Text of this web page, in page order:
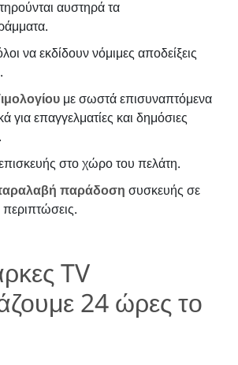
αυστηρά τα
να εκδίδουν νόμιμες αποδείξεις
με σωστά επισυναπτόμενα
για επαγγελματίες και δημόσιες
στο χώρο του πελάτη.
παράδοση συσκευής σε
περιπτώσεις.
TV
24 ώρες το